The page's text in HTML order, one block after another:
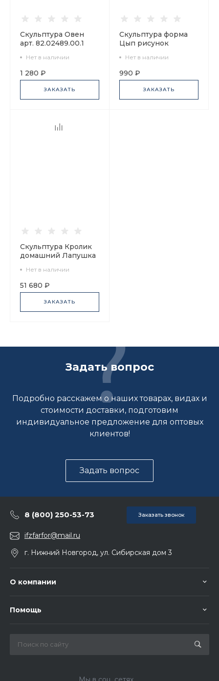
Скульптура Овен
арт. 82.02489.00.1
Нет в наличии
1 280 ₽
ЗАКАЗАТЬ
Скульптура форма
Цып рисунок
82.85145.00.1
Нет в наличии
990 ₽
ЗАКАЗАТЬ
Скульптура Кролик
домашний Лапушка
Нет в наличии
51 680 ₽
ЗАКАЗАТЬ
Задать вопрос
Подробно расскажем о наших товарах, видах и
стоимости доставки, подготовим
индивидуальное предложение для оптовых
клиентов!
Задать вопрос
8 (800) 250-53-73 Заказать звонок
ifzfarfor@mail.ru
г. Нижний Новгород, ул. Сибирская дом 3
О компании
Помощь